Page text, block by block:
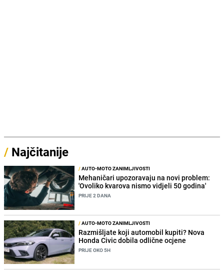
/ Najčitanije
/AUTO-MOTO ZANIMLJIVOSTI
Mehaničari upozoravaju na novi problem:
'Ovoliko kvarova nismo vidjeli 50 godina'
PRIJE 2 DANA
/AUTO-MOTO ZANIMLJIVOSTI
Razmišljate koji automobil kupiti? Nova
Honda Civic dobila odlične ocjene
PRIJE OKO 5H